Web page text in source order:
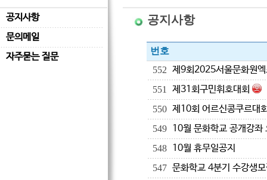
공지사항
문의메일
자주묻는 질문
공지사항
번호
552 제9회2025서울문화원
551 제31회구민휘호대회
550 제10회 어르신콩쿠르대
549 10월 문화학교 공개강좌
548 10월 휴무일공지
547 문화학교 4분기 수강생